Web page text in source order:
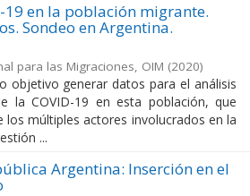
19 en la población migrante.
Sondeo en Argentina.
para las Migraciones, OIM (2020)
objetivo generar datos para el análisis
la COVID-19 en esta población, que
los múltiples actores involucrados en la
...
Argentina: Inserción en el